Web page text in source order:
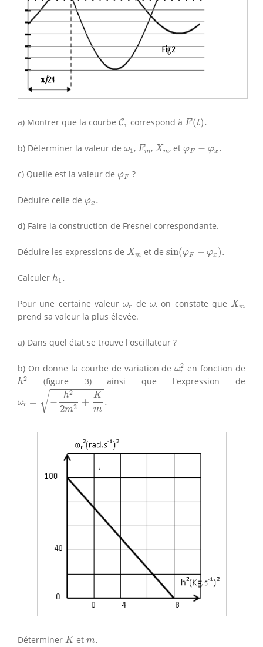
a) Montrer que la courbe C1
C correspond à F(t).
F(t).
b) Déterminer la valeur de ω1
ω1, Fm
Fm , Xm
Xm , et φF − φx .
φF −φx.
c) Quelle est la valeur de φF
φF ?
Déduire celle de φx .
φx
d) Faire la construction de Fresnel correspondante.
Déduire les expressions de Xm
Xm et de sin(φF − φx ).
sin(φ x)
Calculer h1 .
h
Pour une certaine valeurωr
ωr de ω
ω, on constate queXm
Xm
prend sa valeur la plus élevée.
a) Dans quel état se trouve l'oscillateur ?
b) On donne la courbe de variation deω2
r
ωr en fonction de
h2
h2 (figure 3) ainsi que l'expression de
ωr = √−
h2
2m2 +
K
m
.
ω h22m2+Km.
Déterminer K
K et m.
m